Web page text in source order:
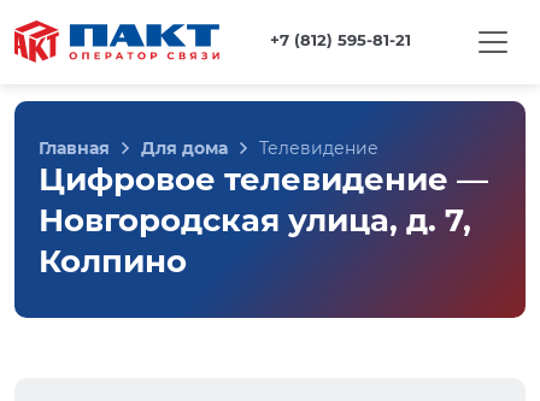
+7 (812) 595-81-21
Главная Для дома Телевидение
Цифровое телевидение —
Новгородская улица, д. 7,
Колпино